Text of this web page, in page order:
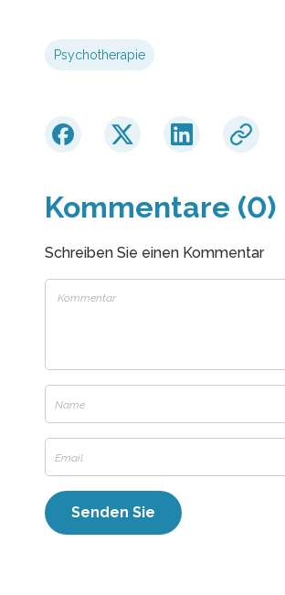
Psychotherapie
Kommentare (0)
Schreiben Sie einen Kommentar